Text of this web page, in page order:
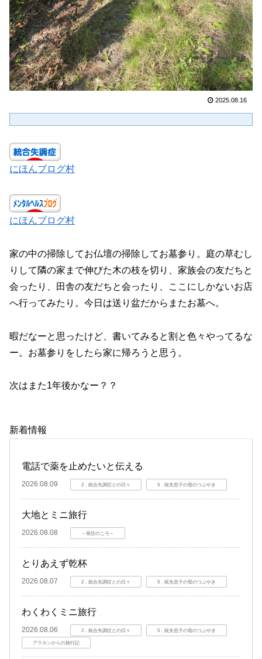
2025.08.16
にほんブログ村
にほんブログ村
家の中の掃除してお仏壇の掃除してお墓参り。庭の草むし
りして隣の家まで伸びた木の枝を切り、家族会の友だちと
会ったり、田舎の友だちと会ったり、ここにしかないお店
へ行ってみたり。今日は送り盆だからまたお墓へ。
暇だなーと思ったけど、書いてみると割と色々やってるな
ー。お墓参りをしたら家に帰ろうと思う。
次はまた1年後かなー？？
新着情報
電話で薬を止めたいと伝える
2026.08.09 2．統合失調症との日々 5．統失息子の母のつぶやき
大地とミニ旅行
2026.08.08 ～発症のころ～
とりあえず乾杯
2026.08.07 2．統合失調症との日々 5．統失息子の母のつぶやき
わくわくミニ旅行
2026.08.06 2．統合失調症との日々 5．統失息子の母のつぶやき
アラカンからの旅行記